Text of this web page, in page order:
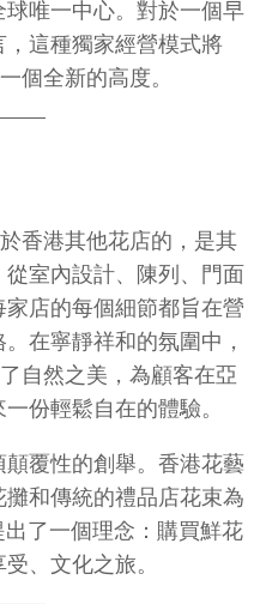
唯一中心。對於一個早
這種獨家經營模式將
個全新的高度。
於香港其他花店的，是其
室內設計、陳列、門面
店的每個細節都旨在營
在寧靜祥和的氛圍中，
自然之美，為顧客在亞
份輕鬆自在的體驗。
覆性的創舉。香港花藝
和傳統的禮品店花束為
出了一個理念：購買鮮花
、文化之旅。